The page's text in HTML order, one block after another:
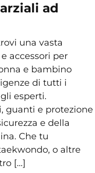
ad
una vasta
accessori per
e bambino
di tutti i
esperti.
guanti e protezione
e della
Che tu
o altre
[…]